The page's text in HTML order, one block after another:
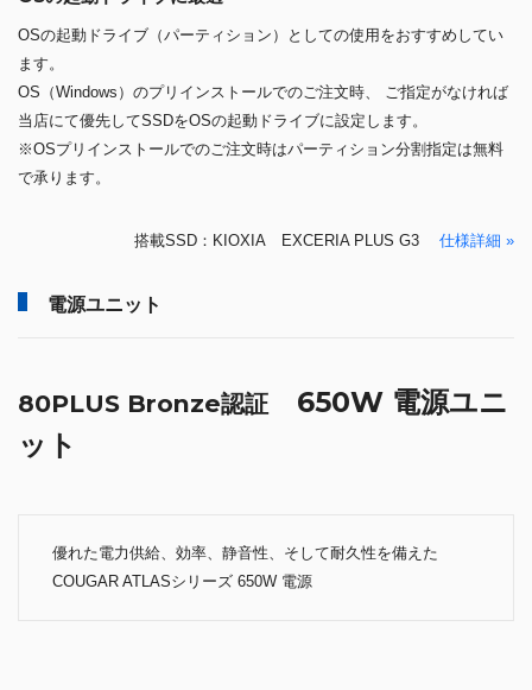
OSの起動ドライブ（パーティション）としての使用をおすすめしてい
ます。
OS（Windows）のプリインストールでのご注文時、 ご指定がなければ
当店にて優先してSSDをOSの起動ドライブに設定します。
※OSプリインストールでのご注文時はパーティション分割指定は無料
で承ります。
搭載SSD：KIOXIA EXCERIA PLUS G3 仕様詳細 »
電源ユニット
80PLUS Bronze認証 650W 電源ユニ
ット
優れた電力供給、効率、静音性、そして耐久性を備えた
COUGAR ATLASシリーズ 650W 電源